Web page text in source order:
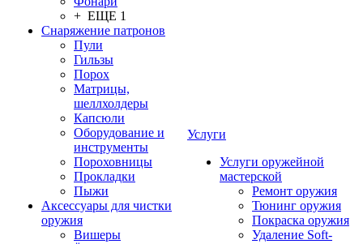
+ ЕЩЕ 1
Снаряжение патронов
Пули
Гильзы
Порох
Матрицы,
шеллхолдеры
Капсюли
Оборудование и
инструменты
Пороховницы
Прокладки
Пыжи
Аксессуары для чистки
оружия
Вишеры
Услуги
Услуги оружейной
мастерской
Ремонт оружия
Тюнинг оружия
Покраска оружия
Удаление Soft-